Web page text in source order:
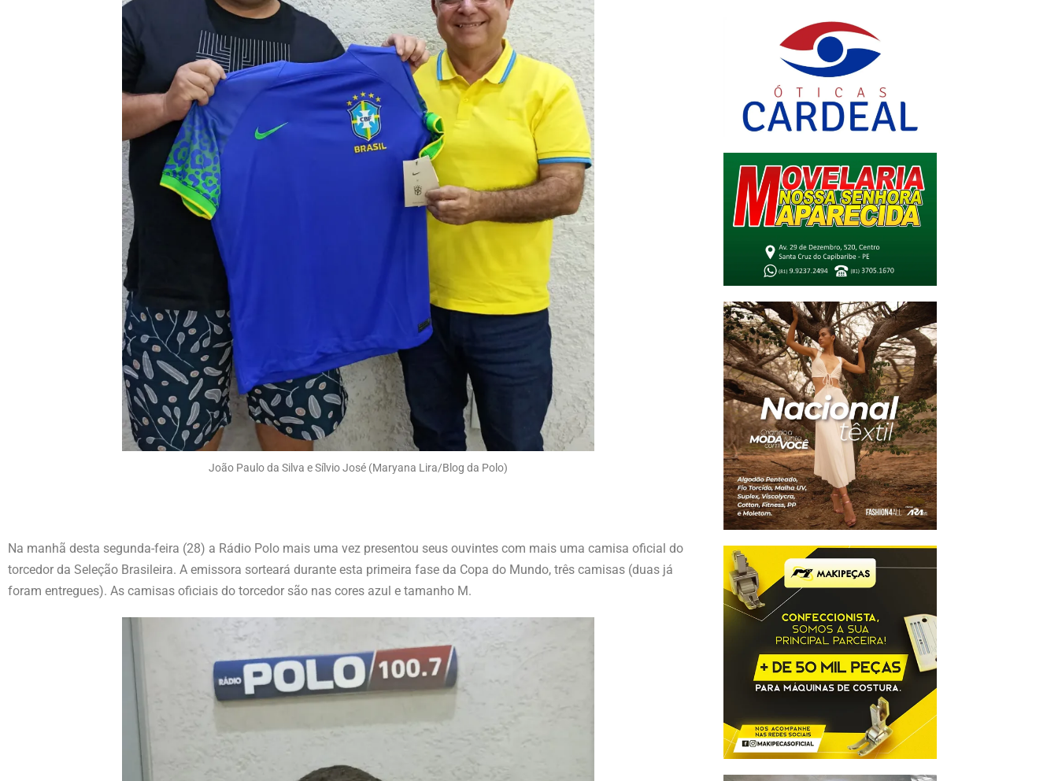
João Paulo da Silva e Sílvio José (Maryana Lira/Blog da Polo)
Na manhã desta segunda-feira (28) a Rádio Polo mais uma vez presentou seus ouvintes com mais uma camisa oficial do
torcedor da Seleção Brasileira. A emissora sorteará durante esta primeira fase da Copa do Mundo, três camisas (duas já
foram entregues). As camisas oficiais do torcedor são nas cores azul e tamanho M.